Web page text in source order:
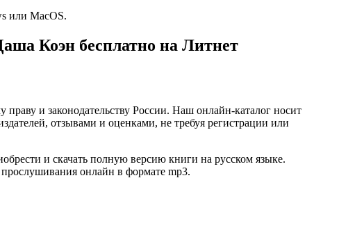
или MacOS.
Коэн бесплатно на Литнет
праву и законодательству России. Наш онлайн-каталог носит
отзывами и оценками, не требуя регистрации или
и скачать полную версию книги на русском языке.
онлайн в формате mp3.